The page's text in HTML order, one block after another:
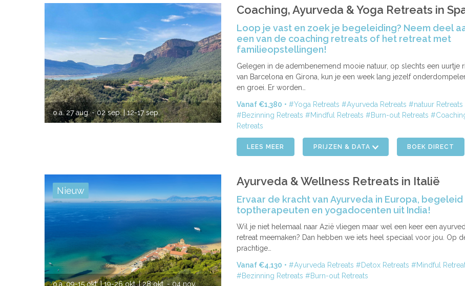
VORIGE VOLGENDE
o.a.27 aug. - 02 sep.| 12-17 sep.
Coaching, Ayurveda & Yoga Retreats in
Loop je vast en zoek je begeleiding? Neem deel
een van de coaching retreats of het retreat met
familieopstellingen!
Gelegen in de adembenemend mooie natuur, op slechts een uurtje
van Barcelona en Girona, kun je een week lang jezelf
en groei. Er worden…
Vanaf €1,380 Yoga Retreats Ayurveda Retreats
natuur Retreats
Bezinning Retreats
Mindful Retreats Burn-out Retreats
Retreats
LEES MEER PRIJZEN & DATA BOEK DIRECT
VOLGENDE
Nieuw
o.a.09-15 okt.| 19-26 okt.| 28 okt. - 04 nov.
Ayurveda & Wellness Retreats in Italië
Ervaar de kracht van Ayurveda in Europa,
toptherapeuten en yogadocenten uit India!
Wil je niet helemaal naar Azië vliegen maar wel een keer een
retreat meemaken? Dan hebben we iets heel speciaal voor jou. Op
prachtige…
Vanaf €4,130 Ayurveda Retreats Detox Retreats
Mindful
Bezinning Retreats
Burn-out Retreats